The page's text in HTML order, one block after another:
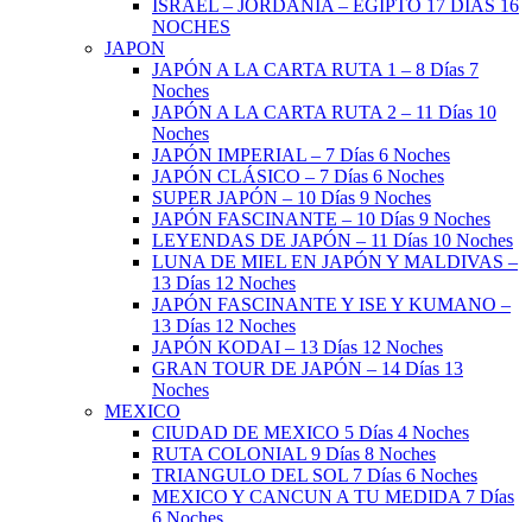
ISRAEL – JORDANIA – EGIPTO 17 DÍAS 16
NOCHES
JAPON
JAPÓN A LA CARTA RUTA 1 – 8 Días 7
Noches
JAPÓN A LA CARTA RUTA 2 – 11 Días 10
Noches
JAPÓN IMPERIAL – 7 Días 6 Noches
JAPÓN CLÁSICO – 7 Días 6 Noches
SUPER JAPÓN – 10 Días 9 Noches
JAPÓN FASCINANTE – 10 Días 9 Noches
LEYENDAS DE JAPÓN – 11 Días 10 Noches
LUNA DE MIEL EN JAPÓN Y MALDIVAS –
13 Días 12 Noches
JAPÓN FASCINANTE Y ISE Y KUMANO –
13 Días 12 Noches
JAPÓN KODAI – 13 Días 12 Noches
GRAN TOUR DE JAPÓN – 14 Días 13
Noches
MEXICO
CIUDAD DE MEXICO 5 Días 4 Noches
RUTA COLONIAL 9 Días 8 Noches
TRIANGULO DEL SOL 7 Días 6 Noches
MEXICO Y CANCUN A TU MEDIDA 7 Días
6 Noches